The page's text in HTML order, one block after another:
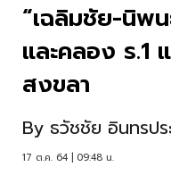
“เฉลิมชัย-นิพ
และคลอง ร.1
สงขลา
By ธวัชชัย อินทรป
17 ต.ค. 64 | 09:48 น.